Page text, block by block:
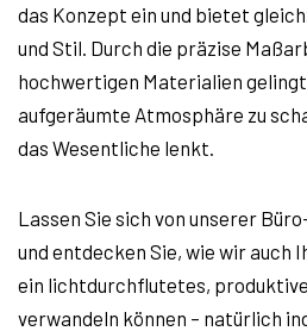
das Konzept ein und bietet
und Stil. Durch die präzise
hochwertigen Materialien gelingt
aufgeräumte Atmosphäre zu
das Wesentliche lenkt.
Lassen Sie sich von unserer
und entdecken Sie, wie wir auch
ein lichtdurchflutetes,
verwandeln können – natürlich